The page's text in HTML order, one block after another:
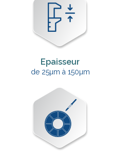
Epaisseur
de 25µm à 150µm